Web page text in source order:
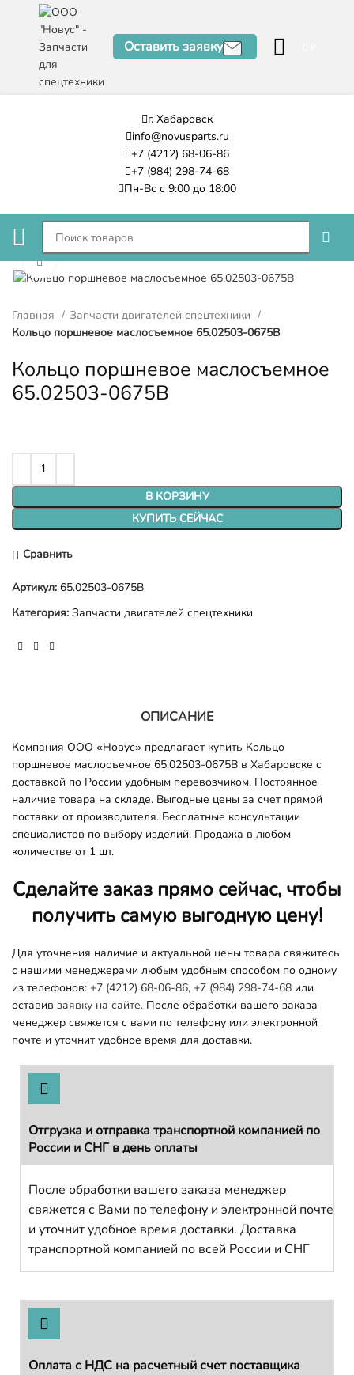
Оставить заявку
г. Хабаровск
info@novusparts.ru
+7 (4212) 68-06-86
+7 (984) 298-74-68
Пн-Вс с 9:00 до 18:00
Нажмите, чтобы увеличить
Главная
Запчасти двигателей спецтехники
Кольцо поршневое маслосъемное 65.02503-0675B
Кольцо поршневое маслосъемное
65.02503-0675B
В КОРЗИНУ
КУПИТЬ СЕЙЧАС
Сравнить
Артикул: 65.02503-0675B
Категория: Запчасти двигателей спецтехники
ОПИСАНИЕ
Компания ООО «Новус» предлагает купить Кольцо
поршневое маслосъемное 65.02503-0675B в Хабаровске с
доставкой по России удобным перевозчиком. Постоянное
наличие товара на складе. Выгодные цены за счет прямой
поставки от производителя. Бесплатные консультации
специалистов по выбору изделий. Продажа в любом
количестве от 1 шт.
Сделайте заказ прямо сейчас, чтобы
получить самую выгодную цену!
Для уточнения наличие и актуальной цены товара свяжитесь
с нашими менеджерами любым удобным способом по одному
из телефонов: +7 (4212) 68-06-86, +7 (984) 298-74-68 или
оставив заявку на сайте. После обработки вашего заказа
менеджер свяжется с вами по телефону или электронной
почте и уточнит удобное время для доставки.
Отгрузка и отправка транспортной компанией по
России и СНГ в день оплаты
После обработки вашего заказа менеджер
свяжется с Вами по телефону и электронной почте
и уточнит удобное время доставки. Доставка
транспортной компанией по всей России и СНГ
Оплата с НДС на расчетный счет поставщика